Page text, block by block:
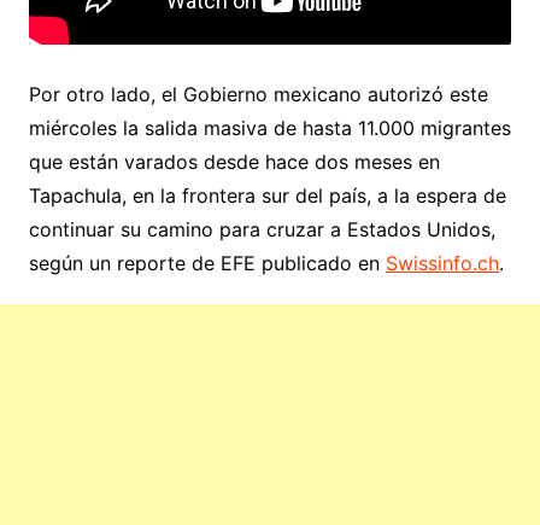
Por otro lado, el Gobierno mexicano autorizó este
miércoles la salida masiva de hasta 11.000 migrantes
que están varados desde hace dos meses en
Tapachula, en la frontera sur del país, a la espera de
continuar su camino para cruzar a Estados Unidos,
según un reporte de EFE publicado en Swissinfo.ch.